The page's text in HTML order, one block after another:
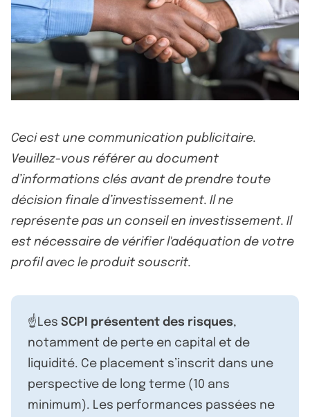
Ceci est une communication publicitaire.
Veuillez-vous référer au document
d’informations clés avant de prendre toute
décision finale d’investissement. Il ne
représente pas un conseil en investissement. Il
est nécessaire de vérifier l'adéquation de votre
profil avec le produit souscrit.
☝️Les SCPI présentent des risques,
notamment de perte en capital et de
liquidité. Ce placement s’inscrit dans une
perspective de long terme (10 ans
minimum). Les performances passées ne